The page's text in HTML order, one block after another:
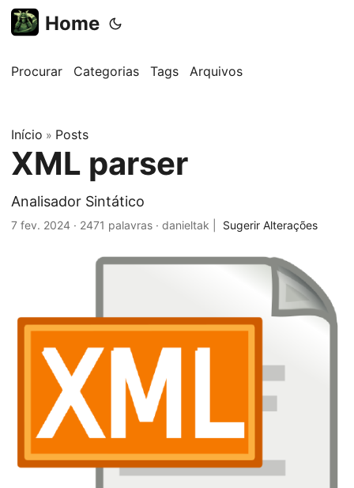
Home
Procurar Categorias Tags Arquivos
Início » Posts
XML parser
Analisador Sintático
7 fev. 2024 · 2471 palavras · danieltak Sugerir Alterações